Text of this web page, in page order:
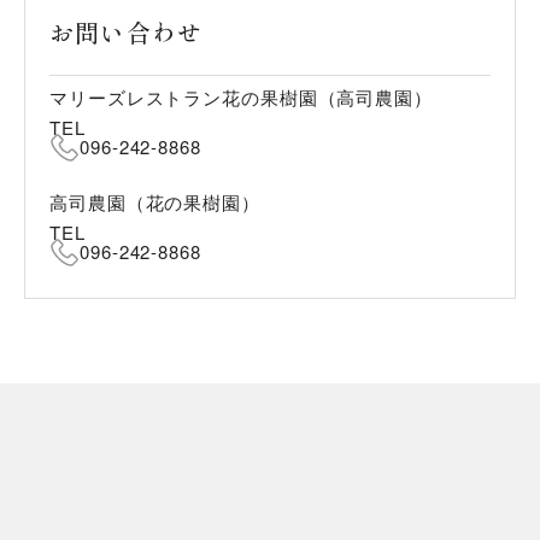
お問い合わせ
マリーズレストラン花の果樹園（高司農園）
TEL
096-242-8868
高司農園（花の果樹園）
TEL
096-242-8868